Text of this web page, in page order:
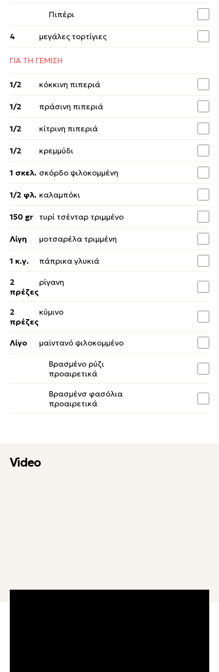
Πιπέρι
4 μεγάλες τορτίγιες
ΓΙΑ ΤΗ ΓΕΜΙΣΗ
1/2 κόκκινη πιπεριά
1/2 πράσινη πιπεριά
1/2 κίτρινη πιπεριά
1/2 κρεμμύδι
1 σκελ. σκόρδο ψιλοκομμένη
1/2 φλ. καλαμπόκι
150 gr τυρί τσένταρ τριμμένο
Λίγη μοτσαρέλα τριμμένη
1 κ.γ. πάπρικα γλυκιά
2
πρέζες
ρίγανη
2
πρέζες
κύμινο
Λίγο μαϊντανό ψιλοκομμένο
Βρασμένο ρύζι
προαιρετικά
Βρασμένσ φασόλια
προαιρετικά
Video